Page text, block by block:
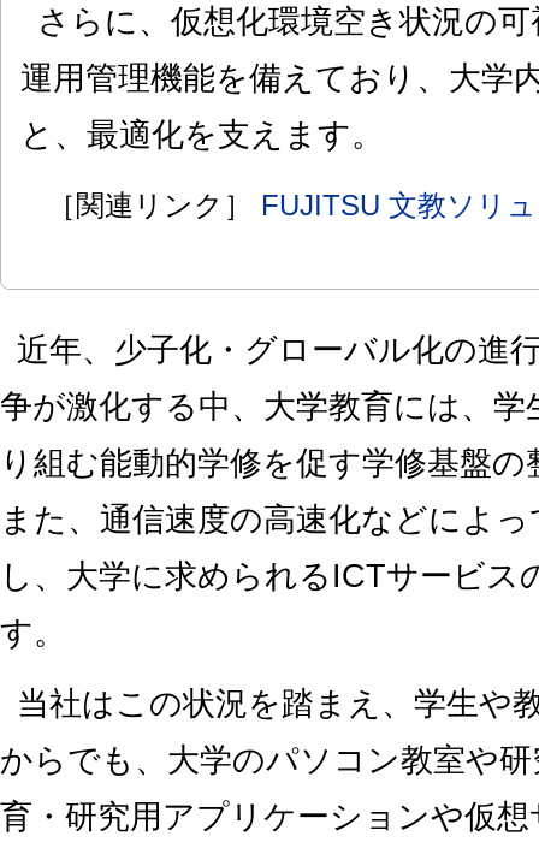
さらに、仮想化環境空き状況の
運用管理機能を備えており、大学
と、最適化を支えます。
［関連リンク］ FUJITSU 文教ソリ
近年、少子化・グローバル化の進
争が激化する中、大学教育には、
り組む能動的学修を促す学修基盤
また、通信速度の高速化などによ
し、大学に求められるICTサービス
す。
当社はこの状況を踏まえ、学生や
からでも、大学のパソコン教室や
育・研究用アプリケーションや仮